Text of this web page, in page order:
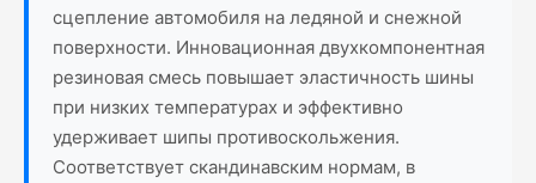
сцепление автомобиля на ледяной и снежной
поверхности. Инновационная двухкомпонентная
резиновая смесь повышает эластичность шины
при низких температурах и эффективно
удерживает шипы противоскольжения.
Соответствует скандинавским нормам, в